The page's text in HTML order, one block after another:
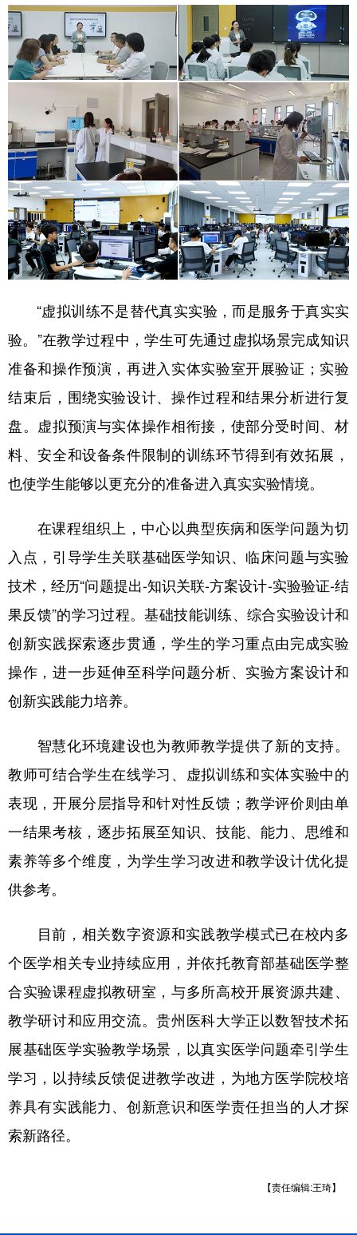
English Español Français عربى
Русский язык 日本語 한국어
Deutsch Português
“虚拟训练不是替代真实实验，而是服务于真实实
验。”在教学过程中，学生可先通过虚拟场景完成知识
准备和操作预演，再进入实体实验室开展验证；实验
结束后，围绕实验设计、操作过程和结果分析进行复
盘。虚拟预演与实体操作相衔接，使部分受时间、材
料、安全和设备条件限制的训练环节得到有效拓展，
也使学生能够以更充分的准备进入真实实验情境。
在课程组织上，中心以典型疾病和医学问题为切
入点，引导学生关联基础医学知识、临床问题与实验
技术，经历“问题提出-知识关联-方案设计-实验验证-结
果反馈”的学习过程。基础技能训练、综合实验设计和
创新实践探索逐步贯通，学生的学习重点由完成实验
操作，进一步延伸至科学问题分析、实验方案设计和
创新实践能力培养。
智慧化环境建设也为教师教学提供了新的支持。
教师可结合学生在线学习、虚拟训练和实体实验中的
表现，开展分层指导和针对性反馈；教学评价则由单
一结果考核，逐步拓展至知识、技能、能力、思维和
素养等多个维度，为学生学习改进和教学设计优化提
供参考。
目前，相关数字资源和实践教学模式已在校内多
个医学相关专业持续应用，并依托教育部基础医学整
合实验课程虚拟教研室，与多所高校开展资源共建、
教学研讨和应用交流。贵州医科大学正以数智技术拓
展基础医学实验教学场景，以真实医学问题牵引学生
学习，以持续反馈促进教学改进，为地方医学院校培
养具有实践能力、创新意识和医学责任担当的人才探
索新路径。
【责任编辑:王琦】